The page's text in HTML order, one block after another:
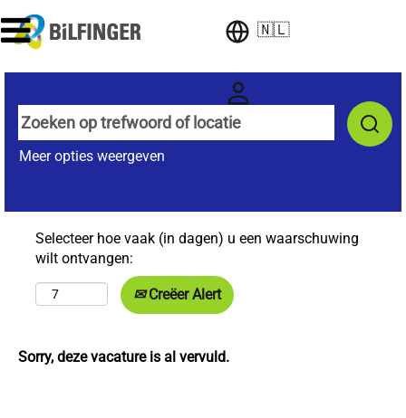
🇳🇱
Meer opties weergeven
Selecteer hoe vaak (in dagen) u een waarschuwing
wilt ontvangen:
Creëer Alert
Sorry, deze vacature is al vervuld.